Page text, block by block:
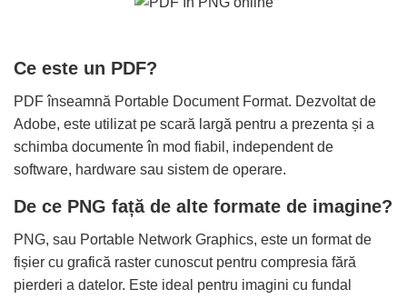
Ce este un PDF?
PDF înseamnă Portable Document Format. Dezvoltat de
Adobe, este utilizat pe scară largă pentru a prezenta și a
schimba documente în mod fiabil, independent de
software, hardware sau sistem de operare.
De ce PNG față de alte formate de imagine?
PNG, sau Portable Network Graphics, este un format de
fișier cu grafică raster cunoscut pentru compresia fără
pierderi a datelor. Este ideal pentru imagini cu fundal